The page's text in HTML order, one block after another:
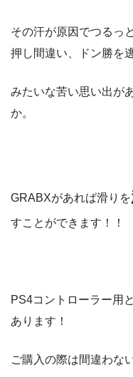
その汗が原因でつるっ
押し間違い、ドン勝を
みたいな苦い思い出が
か。
GRABXがあれば滑りを
すことができます！！
PS4コントローラー用
あります！
ご購入の際は間違わな